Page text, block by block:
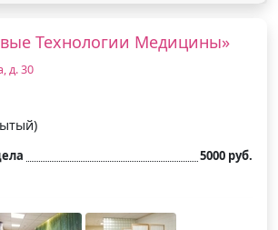
Технологии Медицины»
д. 30
5000 руб.